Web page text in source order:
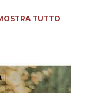
TUTTO